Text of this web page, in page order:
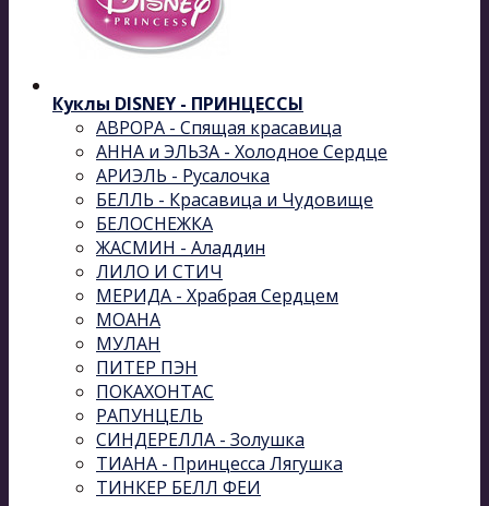
Куклы DISNEY - ПРИНЦЕССЫ
АВРОРА - Спящая красавица
АННА и ЭЛЬЗА - Холодное Сердце
АРИЭЛЬ - Русалочка
БЕЛЛЬ - Красавица и Чудовище
БЕЛОСНЕЖКА
ЖАСМИН - Аладдин
ЛИЛО И СТИЧ
МЕРИДА - Храбрая Сердцем
МОАНА
МУЛАН
ПИТЕР ПЭН
ПОКАХОНТАС
РАПУНЦЕЛЬ
СИНДЕРЕЛЛА - Золушка
ТИАНА - Принцесса Лягушка
ТИНКЕР БЕЛЛ ФЕИ